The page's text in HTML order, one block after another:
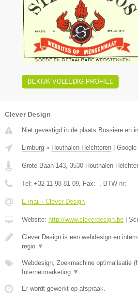
BEKIJK VOLLEDIG PROFIEL
Clever Design
Niet gevestigd in de plaats Bossiere en
Limburg » Houthalen Helchteren
Grote Baan 143, 3530 Houthalen
Tel: +32 11 98 81 09, Fax: -, BTW-nr: -
E-mail › Clever Design
Website: http://www.cleverdesign.be
Clever Design is een webdesign en
regio ▼
Webdesign, Zoekmachine optimalisatie
Internetmarketing ▼
Er wordt gewerkt op afspraak.